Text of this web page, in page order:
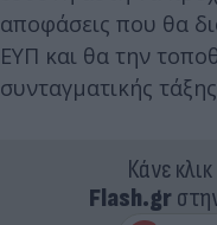
αποφάσεις που θα
ΕΥΠ και θα την
συνταγματικής
Κάνε
Flash.gr